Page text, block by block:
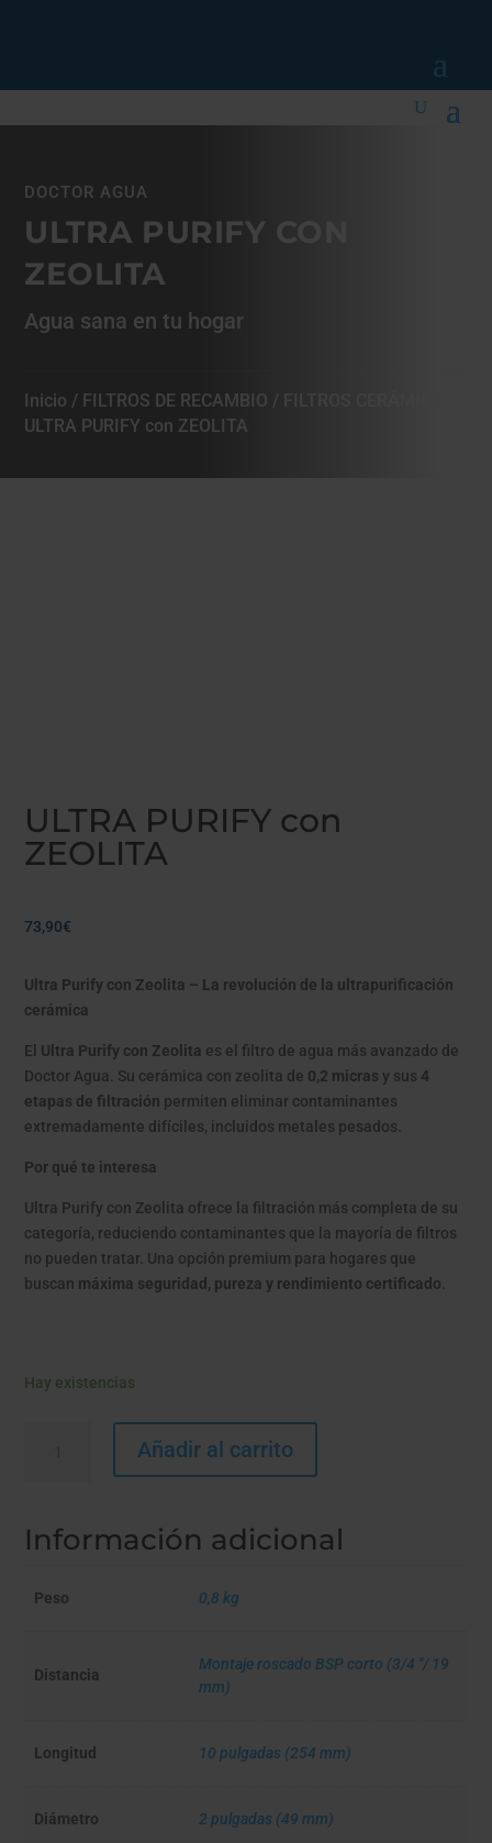
DOCTOR AGUA
ULTRA PURIFY CON
ZEOLITA
Agua sana en tu hogar
Inicio / FILTROS DE RECAMBIO
ULTRA PURIFY con ZEOLITA
ULTRA PURIFY con
ZEOLITA
73,90€
Ultra Purify con Zeolita – La revolución de la ultrapurificación
cerámica
El Ultra Purify con Zeolita es el filtro de agua más avanzado de
Doctor Agua. Su cerámica con zeolita de 0,2 micras y sus 4
etapas de filtración permiten eliminar contaminantes
extremadamente difíciles, incluidos metales pesados.
Por qué te interesa
Ultra Purify con Zeolita ofrece la filtración más completa de su
categoría, reduciendo contaminantes que la mayoría de filtros
no pueden tratar. Una opción premium para hogares que
buscan máxima seguridad, pureza y rendimiento certificado
Hay existencias
cantidad
Añadir al carrito
Información adicional
Peso 0,8 kg
Distancia
Montaje roscado BSP corto (3/4 "/ 19
mm)
Longitud 10 pulgadas (254 mm)
Diámetro 2 pulgadas (49 mm)